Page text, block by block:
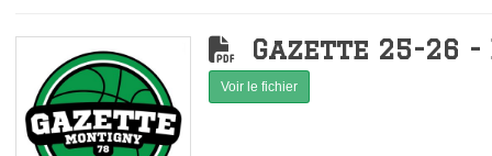
Gazette 25-26 -
Voir le fichier